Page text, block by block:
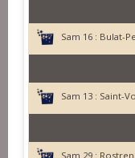
Sam 16 : Bulat-
Sam 13 : Saint-
Sam 29 :